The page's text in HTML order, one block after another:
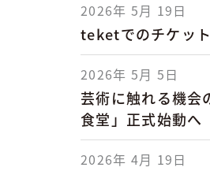
2026年 5月 19日
teketでのチケッ
2026年 5月 5日
芸術に触れる機会
食堂」正式始動へ
2026年 4月 19日